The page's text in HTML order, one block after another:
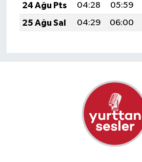
24 Ağu Pts
04:28 05:59
25 Ağu Sal
04:29 06:00